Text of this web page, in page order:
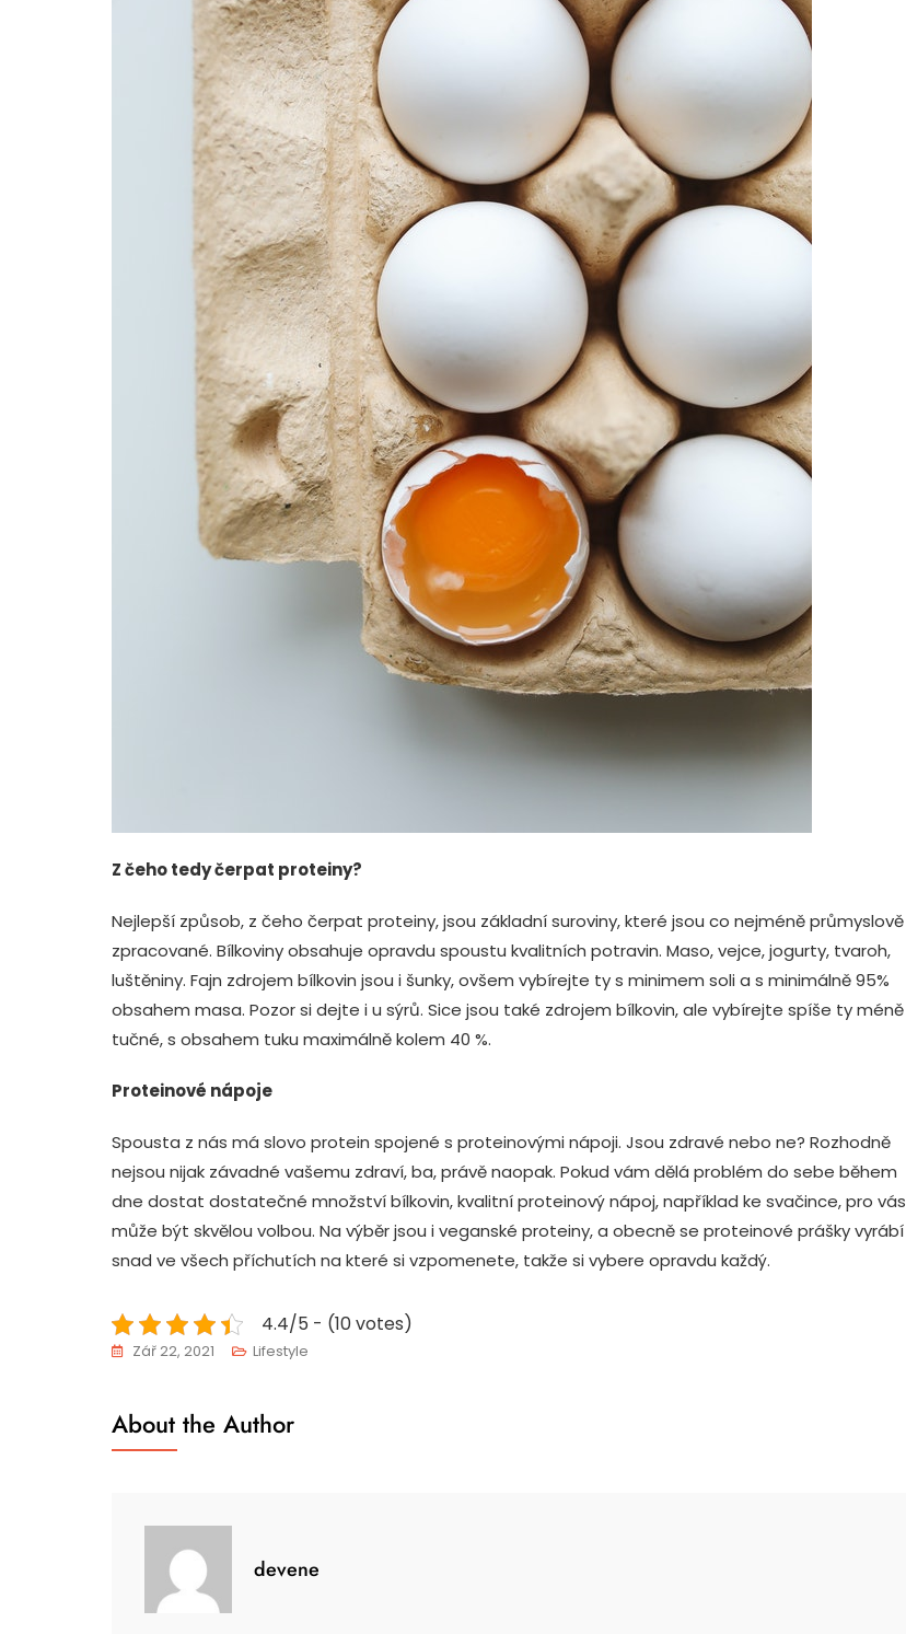
Z čeho tedy čerpat proteiny?
Nejlepší způsob, z čeho čerpat proteiny, jsou základní suroviny, které jsou co nejméně průmyslově
zpracované. Bílkoviny obsahuje opravdu spoustu kvalitních potravin. Maso, vejce, jogurty, tvaroh,
luštěniny. Fajn zdrojem bílkovin jsou i šunky, ovšem vybírejte ty s minimem soli a s minimálně 95%
obsahem masa. Pozor si dejte i u sýrů. Sice jsou také zdrojem bílkovin, ale vybírejte spíše ty méně
tučné, s obsahem tuku maximálně kolem 40 %.
Proteinové nápoje
Spousta z nás má slovo protein spojené s proteinovými nápoji. Jsou zdravé nebo ne? Rozhodně
nejsou nijak závadné vašemu zdraví, ba, právě naopak. Pokud vám dělá problém do sebe během
dne dostat dostatečné množství bílkovin, kvalitní proteinový nápoj, například ke svačince, pro vás
může být skvělou volbou. Na výběr jsou i veganské proteiny, a obecně se proteinové prášky vyrábí
snad ve všech příchutích na které si vzpomenete, takže si vybere opravdu každý.
4.4/5 - (10 votes)
Zář 22, 2021 Lifestyle
About the Author
devene